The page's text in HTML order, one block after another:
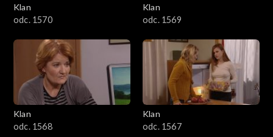
Klan
odc. 1570
Klan
odc. 1569
Klan
odc. 1568
Klan
odc. 1567